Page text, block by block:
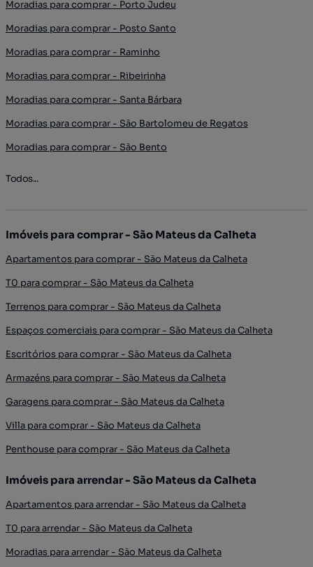
Moradias para comprar - Porto Judeu
Moradias para comprar - Posto Santo
Moradias para comprar - Raminho
Moradias para comprar - Ribeirinha
Moradias para comprar - Santa Bárbara
Moradias para comprar - São Bartolomeu de Regatos
Moradias para comprar - São Bento
Todos...
Imóveis para comprar - São Mateus da Calheta
Apartamentos para comprar - São Mateus da Calheta
T0 para comprar - São Mateus da Calheta
Terrenos para comprar - São Mateus da Calheta
Espaços comerciais para comprar - São Mateus da Calheta
Escritórios para comprar - São Mateus da Calheta
Armazéns para comprar - São Mateus da Calheta
Garagens para comprar - São Mateus da Calheta
Villa para comprar - São Mateus da Calheta
Penthouse para comprar - São Mateus da Calheta
Imóveis para arrendar - São Mateus da Calheta
Apartamentos para arrendar - São Mateus da Calheta
T0 para arrendar - São Mateus da Calheta
Moradias para arrendar - São Mateus da Calheta